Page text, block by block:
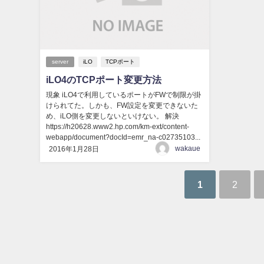
server iLO TCPポート
iLO4のTCPポート変更方法
現象 iLO4で利用しているポートがFWで制限が掛
けられてた。しかも、FW設定を変更できないた
め、iLO側を変更しないといけない。 解決
https://h20628.www2.hp.com/km-ext/content-
webapp/document?docId=emr_na-c02735103...
2016年1月28日
wakaue
1 2